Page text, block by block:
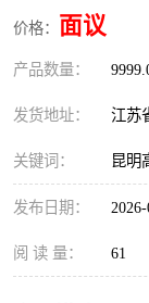
价格： 面议
产品数量：
发货地址： 江苏
关键词： 昆明
发布日期：
阅 读 量： 61